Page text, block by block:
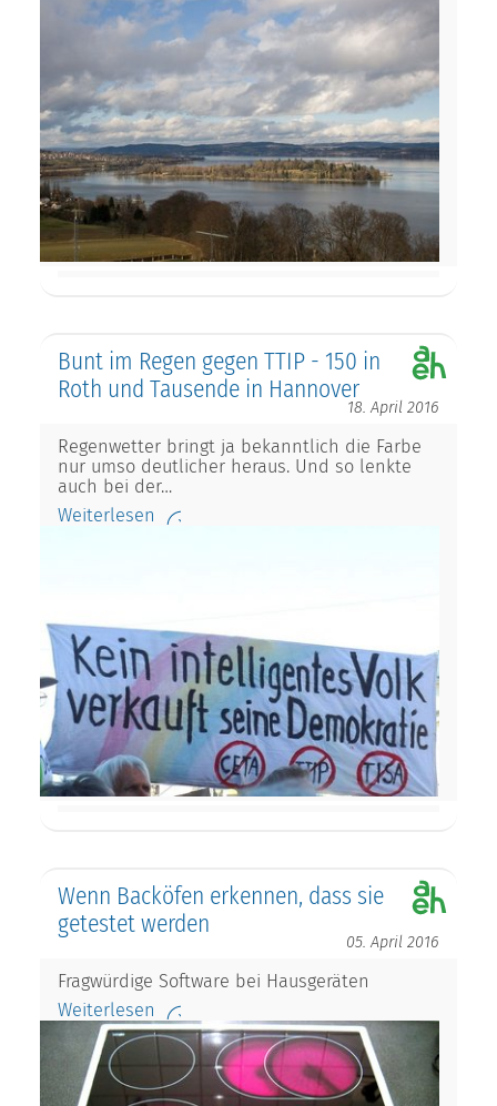
Bunt im Regen gegen TTIP - 150 in
Roth und Tausende in Hannover
18. April 2016
Regenwetter bringt ja bekanntlich die Farbe
nur umso deutlicher heraus. Und so lenkte
auch bei der…
Weiterlesen
Wenn Backöfen erkennen, dass sie
getestet werden
05. April 2016
Fragwürdige Software bei Hausgeräten
Weiterlesen